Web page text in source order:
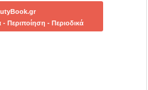
Περιποίηση - Περιοδικά